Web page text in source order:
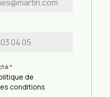
*
de
conditions